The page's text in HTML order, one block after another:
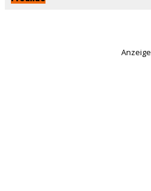
Anzeige